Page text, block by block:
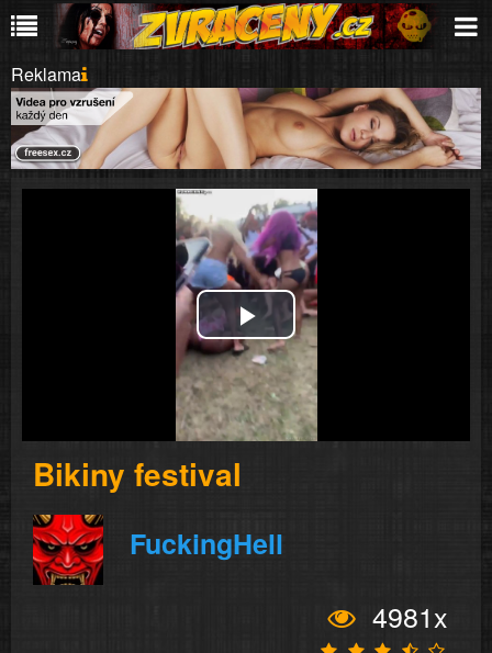
Reklama
Play
Video
Bikiny festival
FuckingHell
4981x